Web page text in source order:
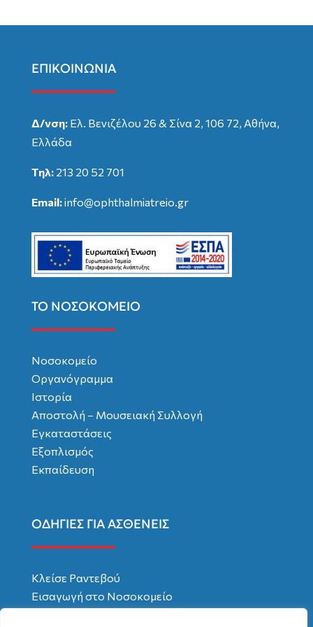
ΕΠΙΚΟΙΝΩΝΙΑ
Δ/νση:Ελ. Βενιζέλου 26 & Σίνα 2, 106 72, Αθήνα,
Ελλάδα
Τηλ: 213 20 52 701
Email:info@ophthalmiatreio.gr
ΤΟ ΝΟΣΟΚΟΜΕΙΟ
Νοσοκομείο
Οργανόγραμμα
Ιστορία
Αποστολή – Μουσειακή Συλλογή
Εγκαταστάσεις
Εξοπλισμός
Εκπαίδευση
ΟΔΗΓΙΕΣ ΓΙΑ ΑΣΘΕΝΕΙΣ
Κλείσε Ραντεβού
Εισαγωγή στο Νοσοκομείο